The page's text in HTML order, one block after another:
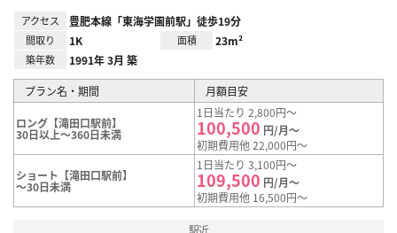
アクセス 豊肥本線「東海学園前駅」徒歩19分
間取り 1K 面積 23m²
築年数 1991年 3月 築
プラン名・期間 月額目安
ロング【滝田口駅前】
30日以上～360日未満
1日当たり 2,800円～
100,500 円/月～
初期費用他 22,000円～
ショート【滝田口駅前】
～30日未満
1日当たり 3,100円～
109,500 円/月～
初期費用他 16,500円～
駅近